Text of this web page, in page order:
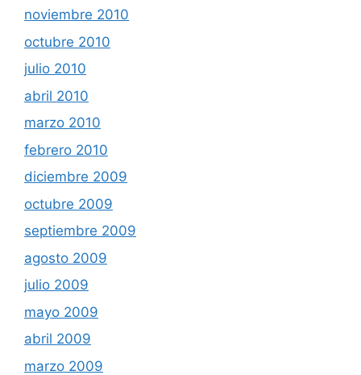
noviembre 2010
octubre 2010
julio 2010
abril 2010
marzo 2010
febrero 2010
diciembre 2009
octubre 2009
septiembre 2009
agosto 2009
julio 2009
mayo 2009
abril 2009
marzo 2009